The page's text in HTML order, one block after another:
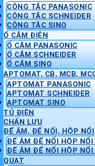
CÔNG TẮC PANASONIC
CÔNG TẮC SCHNEIDER
CÔNG TẮC SINO
Ổ CẮM ĐIỆN
Ổ CẮM PANASONIC
Ổ CẮM SCHNEIDER
Ổ CẮM SINO
APTOMAT, CB, MCB,
APTOMAT PANASONIC
APTOMAT SCHNEIDER
APTOMAT SINO
TỦ ĐIỆN
CHẤN LƯU
ĐẾ ÂM, ĐẾ NỔI, HỘP NỔI
ĐẾ ÂM ĐẾ NỔI HỘP NỔI
ĐẾ ÂM ĐẾ NỔI HỘP NỔI
QUẠT